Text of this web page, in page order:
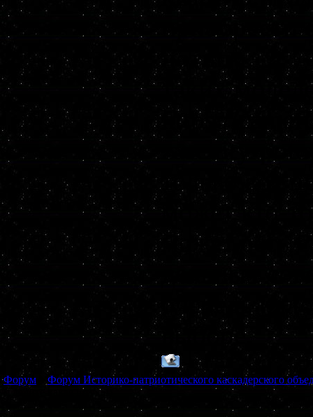
приобрести
потипу
таких
https://
zaschity-
только вот
может кто-
может есть
дельных
очередь
выборе.
Форум
Форум Историко-патриотического каскадерского
(Глядите какая штука!)